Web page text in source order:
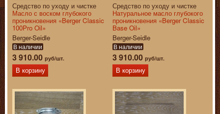
Средство по уходу и чистке
Масло с воском глубокого
проникновения «Berger Classic
100Pro Oil»
Berger-Seidle
В наличии
3 910.00 руб/шт.
В корзину
Средство по уходу и чистке
Натуральное масло глубокого
проникновения «Berger Classic
Base Oil»
Berger-Seidle
В наличии
3 910.00 руб/шт.
В корзину